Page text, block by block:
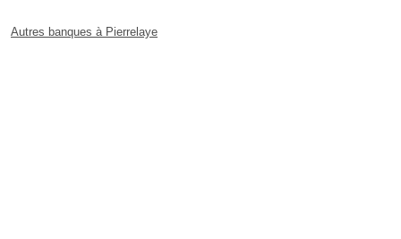
Autres banques à Pierrelaye